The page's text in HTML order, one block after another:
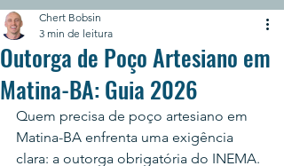
Outorga de Poço Artesiano em
Matina-BA: Guia 2026
Chert Bobsin
3 min de leitura
Quem precisa de poço artesiano em
Matina-BA enfrenta uma exigência
clara: a outorga obrigatória do INEMA.